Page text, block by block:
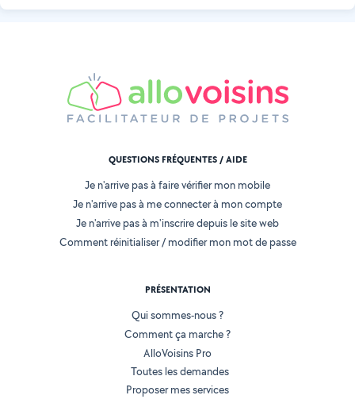
QUESTIONS FRÉQUENTES / AIDE
Je n'arrive pas à faire vérifier mon mobile
Je n'arrive pas à me connecter à mon compte
Je n'arrive pas à m'inscrire depuis le site web
Comment réinitialiser / modifier mon mot de passe
PRÉSENTATION
Qui sommes-nous ?
Comment ça marche ?
AlloVoisins Pro
Toutes les demandes
Proposer mes services